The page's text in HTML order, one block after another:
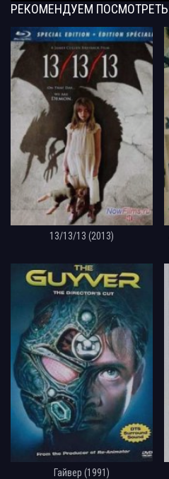
РЕКОМЕНДУЕМ ПОСМОТРЕТЬ
13/13/13 (2013)
Гайвер (1991)